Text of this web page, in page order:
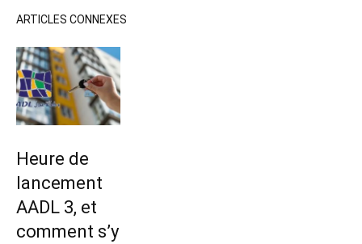
ARTICLES CONNEXES
Heure de
lancement
AADL 3, et
comment s’y